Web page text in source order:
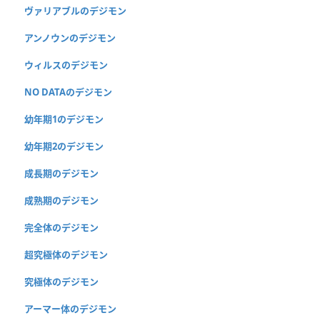
ヴァリアブルのデジモン
アンノウンのデジモン
ウィルスのデジモン
NO DATAのデジモン
幼年期1のデジモン
幼年期2のデジモン
成長期のデジモン
成熟期のデジモン
完全体のデジモン
超究極体のデジモン
究極体のデジモン
アーマー体のデジモン